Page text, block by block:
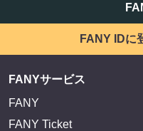
FANY IDに
FANYサービス
FANY
FANY Ticket